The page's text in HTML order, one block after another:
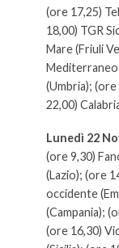
(ore 17,25)
18,00) TGR
Mare (Friuli
Mediterraneo
(Umbria);
22,00)
Lunedì 22
(ore 9,30)
(Lazio); (ore
occidente
(Campania);
(ore 16,30)